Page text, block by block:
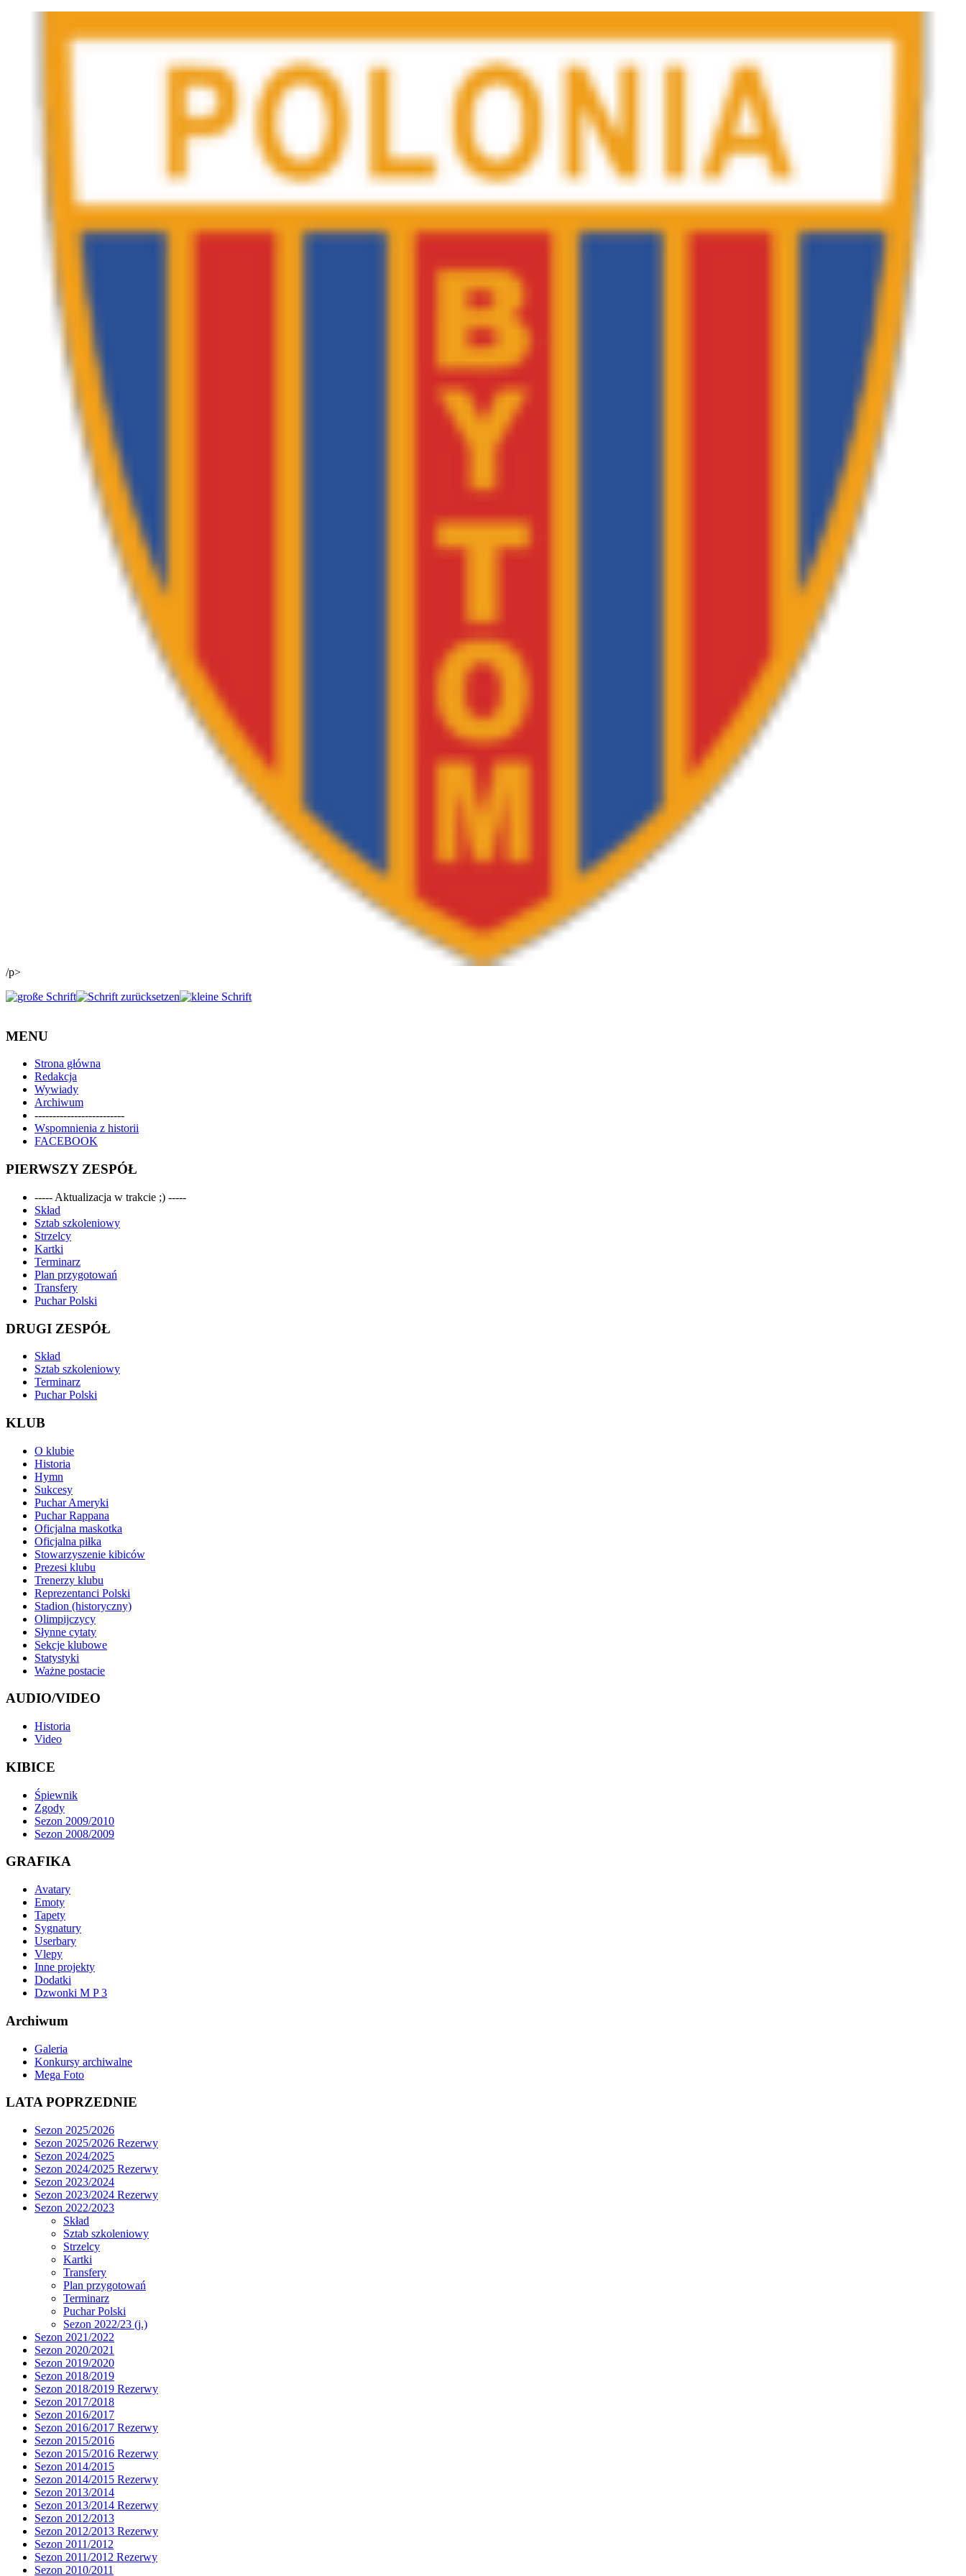
/p>
MENU
Strona główna
Redakcja
Wywiady
Archiwum
-------------------------
Wspomnienia z historii
FACEBOOK
PIERWSZY ZESPÓŁ
----- Aktualizacja w trakcie ;) -----
Skład
Sztab szkoleniowy
Strzelcy
Kartki
Terminarz
Plan przygotowań
Transfery
Puchar Polski
DRUGI ZESPÓŁ
Skład
Sztab szkoleniowy
Terminarz
Puchar Polski
KLUB
O klubie
Historia
Hymn
Sukcesy
Puchar Ameryki
Puchar Rappana
Oficjalna maskotka
Oficjalna piłka
Stowarzyszenie kibiców
Prezesi klubu
Trenerzy klubu
Reprezentanci Polski
Stadion (historyczny)
Olimpijczycy
Słynne cytaty
Sekcje klubowe
Statystyki
Ważne postacie
AUDIO/VIDEO
Historia
Video
KIBICE
Śpiewnik
Zgody
Sezon 2009/2010
Sezon 2008/2009
GRAFIKA
Avatary
Emoty
Tapety
Sygnatury
Userbary
Vlepy
Inne projekty
Dodatki
Dzwonki M P 3
Archiwum
Galeria
Konkursy archiwalne
Mega Foto
LATA POPRZEDNIE
Sezon 2025/2026
Sezon 2025/2026 Rezerwy
Sezon 2024/2025
Sezon 2024/2025 Rezerwy
Sezon 2023/2024
Sezon 2023/2024 Rezerwy
Sezon 2022/2023
Skład
Sztab szkoleniowy
Strzelcy
Kartki
Transfery
Plan przygotowań
Terminarz
Puchar Polski
Sezon 2022/23 (j.)
Sezon 2021/2022
Sezon 2020/2021
Sezon 2019/2020
Sezon 2018/2019
Sezon 2018/2019 Rezerwy
Sezon 2017/2018
Sezon 2016/2017
Sezon 2016/2017 Rezerwy
Sezon 2015/2016
Sezon 2015/2016 Rezerwy
Sezon 2014/2015
Sezon 2014/2015 Rezerwy
Sezon 2013/2014
Sezon 2013/2014 Rezerwy
Sezon 2012/2013
Sezon 2012/2013 Rezerwy
Sezon 2011/2012
Sezon 2011/2012 Rezerwy
Sezon 2010/2011